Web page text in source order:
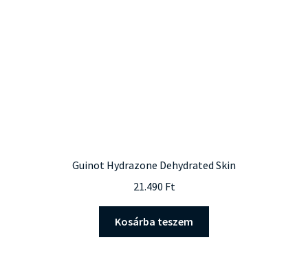
Guinot Hydrazone Dehydrated Skin
21.490 Ft
Kosárba teszem